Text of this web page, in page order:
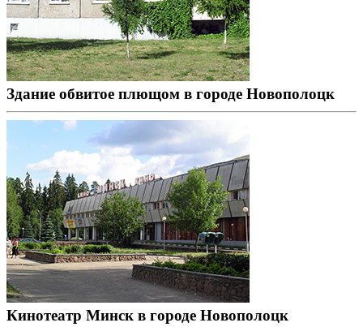
Здание обвитое плющом в городе Новополоцк
Кинотеатр Минск в городе Новополоцк